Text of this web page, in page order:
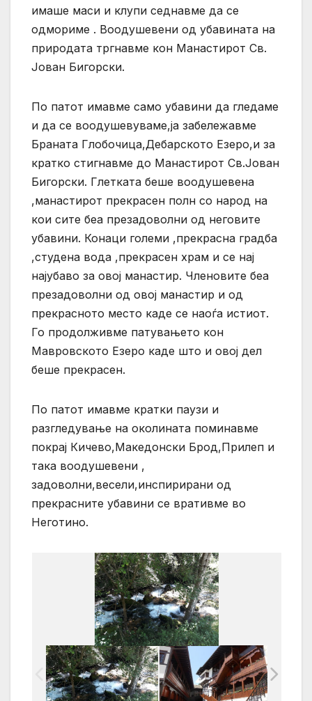
имаше маси и клупи седнавме да се
одмориме . Воодушевени од убавината на
природата тргнавме кон Манастирот Св.
Јован Бигорски.
По патот имавме само убавини да гледаме
и да се воодушевуваме,ја забележавме
Браната Глобочица,Дебарското Езеро,и за
кратко стигнавме до Манастирот Св.Јован
Бигорски. Глетката беше воодушевена
,манастирот прекрасен полн со народ на
кои сите беа презадоволни од неговите
убавини. Конаци големи ,прекрасна градба
,студена вода ,прекрасен храм и се нај
најубаво за овој манастир. Членовите беа
презадоволни од овој манастир и од
прекрасното место каде се наоѓа истиот.
Го продолживме патувањето кон
Мавровското Езеро каде што и овој дел
беше прекрасен.
По патот имавме кратки паузи и
разгледување на околината поминавме
покрај Кичево,Македонски Брод,Прилеп и
така воодушевени ,
задоволни,весели,инспирирани од
прекрасните убавини се вративме во
Неготино.